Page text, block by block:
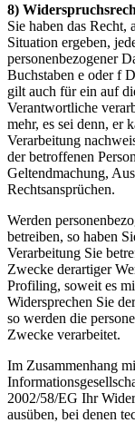
8)
Sie haben das Recht,
Situation ergeben,
personenbezogener
Buchstaben e oder f
gilt auch für ein auf
Verantwortliche
mehr, es sei denn, er
Verarbeitung
der betroffenen
Geltendmachung,
Rechtsansprüchen.
Werden
betreiben, so haben
Verarbeitung Sie
Zwecke derartiger
Profiling, soweit es
Widersprechen Sie
so werden die
Zwecke verarbeitet.
Im Zusammenhang
2002/58/EG Ihr
ausüben, bei denen